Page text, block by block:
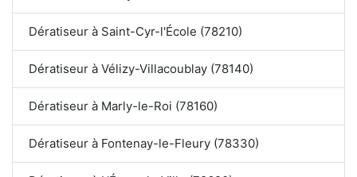
Dératiseur à Saint-Cyr-l'École (78210)
Dératiseur à Vélizy-Villacoublay (78140)
Dératiseur à Marly-le-Roi (78160)
Dératiseur à Fontenay-le-Fleury (78330)